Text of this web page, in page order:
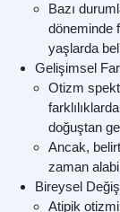
Bazı
döneminde
yaşlarda
Gelişimsel
Otizm
doğuştan
Ancak,
zaman
Bireysel
Atipik